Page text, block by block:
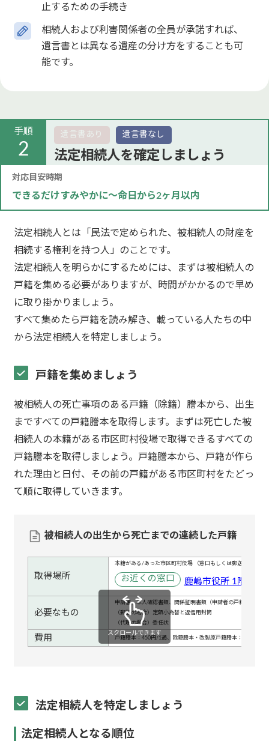
止するための手続き
相続人および利害関係者の全員が承諾すれば、
遺言書とは異なる遺産の分け方をすることも可
能です。
手順
2
遺言書あり 遺言書なし
法定相続人を確定しましょう
対応目安時期
できるだけすみやかに～命日から2ヶ月以内
法定相続人とは「民法で定められた、被相続人の財産を
相続する権利を持つ人」のことです。
法定相続人を明らかにするためには、まずは被相続人の
戸籍を集める必要がありますが、時間がかかるので早め
に取り掛かりましょう。
すべて集めたら戸籍を読み解き、載っている人たちの中
から法定相続人を特定しましょう。
戸籍を集めましょう
被相続人の死亡事項のある戸籍（除籍）謄本から、出生
まですべての戸籍謄本を取得します。まずは死亡した被
相続人の本籍がある市区町村役場で取得できるすべての
戸籍謄本を取得しましょう。戸籍謄本から、戸籍が作ら
れた理由と日付、その前の戸籍がある市区町村をたどっ
て順に取得していきます。
被相続人の出生から死亡までの連続した戸籍
取得場所
本籍がある/あった市区町村役場 （窓口もしくは郵送にて取得
お近くの窓口 鹿嶋市役所 1階 総合
必要なもの
申請書、本人確認書類、関係証明書類（申請者の戸籍等）
（郵送の場合）定額小為替と返信用封筒
（代理の場合）委任状
費用 戸籍謄本：450円/1通、除籍謄本・改製原戸籍謄本：750円/1通
スクロールできます
法定相続人を特定しましょう
法定相続人となる順位